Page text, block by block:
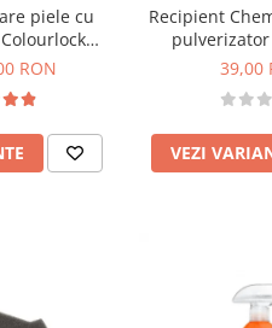
piele cu
RON
Recipient
Canyon 39,00
VEZI